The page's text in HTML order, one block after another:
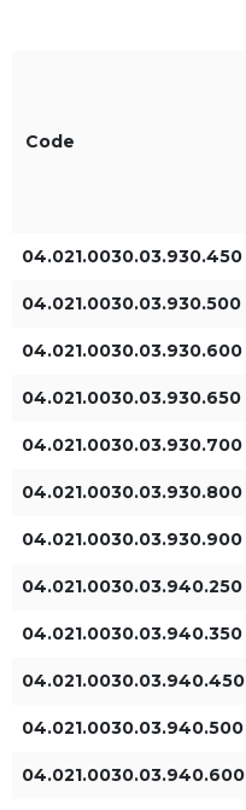
940
Puissance du luminaire
Code
04.021.0030.03.930.450
04.021.0030.03.930.500
04.021.0030.03.930.600
04.021.0030.03.930.650
04.021.0030.03.930.700
04.021.0030.03.930.800
04.021.0030.03.930.900
04.021.0030.03.940.250
04.021.0030.03.940.350
04.021.0030.03.940.450
04.021.0030.03.940.500
04.021.0030.03.940.600